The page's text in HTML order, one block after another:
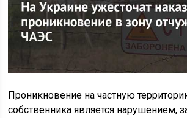
Проникновение на частную
собственника является нарушением,